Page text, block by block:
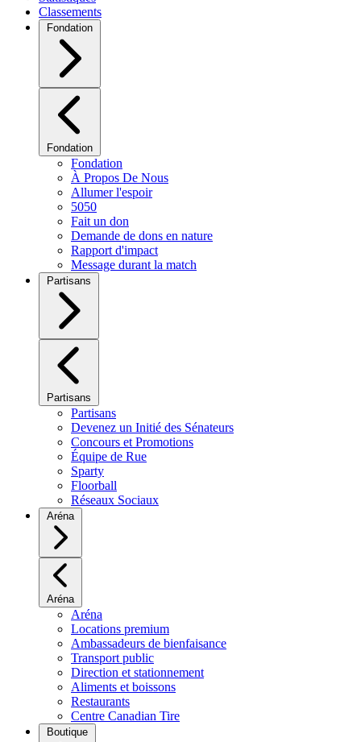
Classements
Fondation
Fondation
Fondation
À Propos De Nous
Allumer l'espoir
5050
Fait un don
Demande de dons en nature
Rapport d'impact
Message durant la match
Partisans
Partisans
Partisans
Devenez un Initié des Sénateurs
Concours et Promotions
Équipe de Rue
Sparty
Floorball
Réseaux Sociaux
Aréna
Aréna
Aréna
Locations premium
Ambassadeurs de bienfaisance
Transport public
Direction et stationnement
Aliments et boissons
Restaurants
Centre Canadian Tire
Boutique